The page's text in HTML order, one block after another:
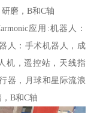
磨，B和C轴
应用:机器人：
人：手术机器人，成
机，遥控站，天线指
器，月球和星际流浪
B和C轴